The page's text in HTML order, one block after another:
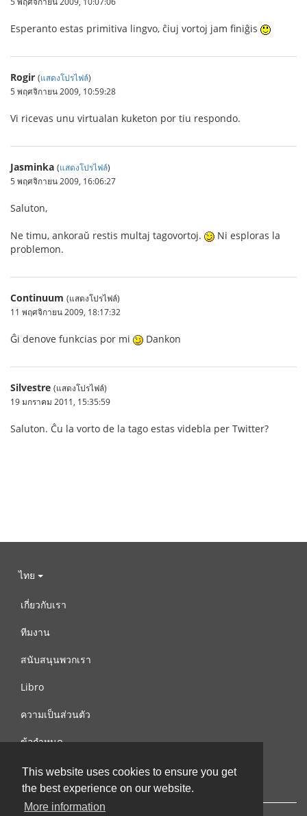
This website uses cookies to ensure you get
the best experience on our website.
More information
Esperanto estas primitiva lingvo, ĉiuj vortoj jam finiĝis
Rogir (แสดงโปรไฟล์)
5 พฤศจิกายน 2009, 10:59:28
Vi ricevas unu virtualan kuketon por tiu respondo.
Jasminka (แสดงโปรไฟล์)
5 พฤศจิกายน 2009, 16:06:27
Saluton,
Ne timu, ankoraŭ restis multaj tagovortoj.
Ni esploras la
problemon.
Continuum (แสดงโปรไฟล์)
11 พฤศจิกายน 2009, 18:17:32
Ĝi denove funkcias por mi Dankon
Silvestre (แสดงโปรไฟล์)
19 มกราคม 2011, 15:35:59
Saluton. Ĉu la vorto de la tago estas videbla per Twitter?
ไทย
เกี่ยวกับเรา
ทีมงาน
สนับสนุนพวกเรา
Libro
ความเป็นส่วนตัว
ข้อกำหนด
ติดต่อเรา